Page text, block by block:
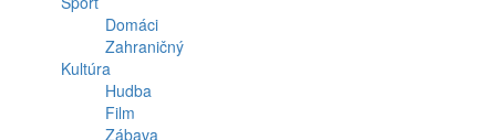
Domáci
Zahraničný
Kultúra
Hudba
Film
Zábava